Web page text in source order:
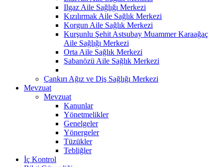
Ilgaz Aile Sağlığı Merkezi
Kızılırmak Aile Sağlık Merkezi
Korgun Aile Sağlık Merkezi
Kurşunlu Şehit Astsubay Muammer Karaağaç
Aile Sağlığı Merkezi
Orta Aile Sağlık Merkezi
Şabanözü Aile Sağlık Merkezi
Çankırı Ağız ve Diş Sağlığı Merkezi
Mevzuat
Mevzuat
Kanunlar
Yönetmelikler
Genelgeler
Yönergeler
Tüzükler
Tebliğler
İç Kontrol